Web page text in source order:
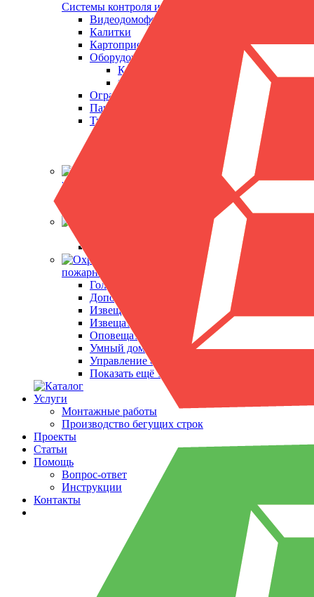
Системы контроля и управления доступом
Видеодомофоны
Калитки
Картоприемники
Оборудование RusGuard
Контроллеры
Считыватели карт
Ограждения
Парковочные системы
Турникеты
Кабельная
продукция и периферия
Кабельно-проводниковая продукция
Металлодетекторы
Арочные металлодетекторы
Ручные металлодетекторы
Охранно-
пожарная сигнализация
Головные блоки
Дополнительное оборудование
Извещатели охранные
Извещатели пожарные
Оповещатели
Умный дом
Управление отоплением
Показать ещё 1
Услуги
Монтажные работы
Производство бегущих строк
Проекты
Статьи
Помощь
Вопрос-ответ
Инструкции
Контакты